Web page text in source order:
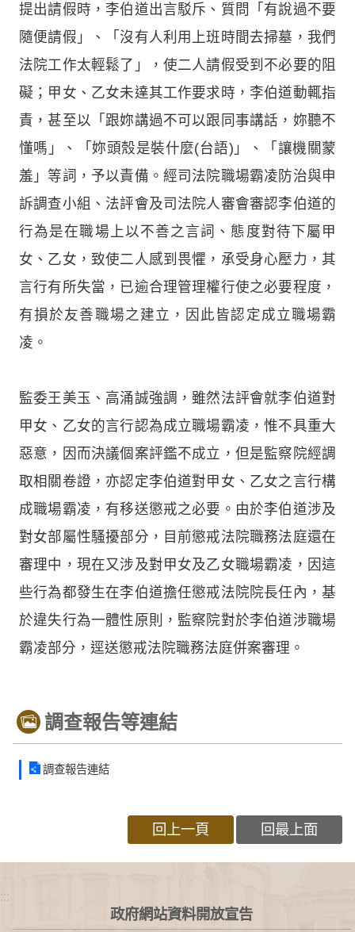
提出請假時，李伯道出言駁斥、質問「有說過不要
隨便請假」、「沒有人利用上班時間去掃墓，我們
法院工作太輕鬆了」，使二人請假受到不必要的阻
礙；甲女、乙女未達其工作要求時，李伯道動輒指
責，甚至以「跟妳講過不可以跟同事講話，妳聽不
懂嗎」、「妳頭殼是裝什麼(台語)」、「讓機關蒙
羞」等詞，予以責備。經司法院職場霸凌防治與申
訴調查小組、法評會及司法院人審會審認李伯道的
行為是在職場上以不善之言詞、態度對待下屬甲
女、乙女，致使二人感到畏懼，承受身心壓力，其
言行有所失當，已逾合理管理權行使之必要程度，
有損於友善職場之建立，因此皆認定成立職場霸
凌。
監委王美玉、高涌誠強調，雖然法評會就李伯道對
甲女、乙女的言行認為成立職場霸凌，惟不具重大
惡意，因而決議個案評鑑不成立，但是監察院經調
取相關卷證，亦認定李伯道對甲女、乙女之言行構
成職場霸凌，有移送懲戒之必要。由於李伯道涉及
對女部屬性騷擾部分，目前懲戒法院職務法庭還在
審理中，現在又涉及對甲女及乙女職場霸凌，因這
些行為都發生在李伯道擔任懲戒法院院長任內，基
於違失行為一體性原則，監察院對於李伯道涉職場
霸凌部分，逕送懲戒法院職務法庭併案審理。
調查報告等連結
調查報告連結
回上一頁 回最上面
:::
政府網站資料開放宣告